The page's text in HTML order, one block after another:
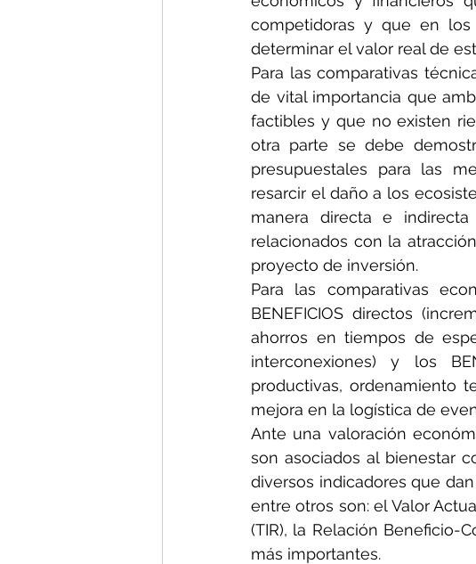
competidoras y que en
determinar el valor real de
Para las comparativas
de vital importancia que
factibles y que no existen
otra parte se debe
presupuestales para las
resarcir el daño a los
manera directa e
relacionados con la
proyecto de inversión.
Para las comparativas
BENEFICIOS directos
ahorros en tiempos de
interconexiones) y los
productivas, ordenamiento
mejora en la logística de
Ante una valoración
son asociados al bienestar
diversos indicadores que
entre otros son: el Valor
(TIR), la Relación Beneficio-
más importantes.